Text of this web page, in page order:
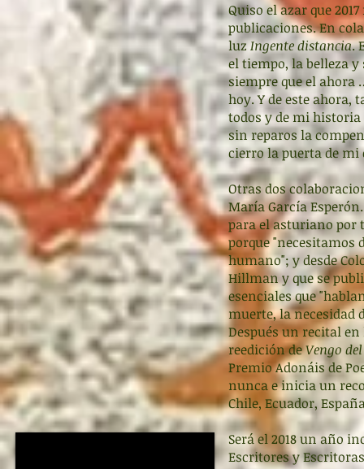
Quiso el azar que
publicaciones. En
luzIngente distancia.
el tiempo, la belleza y
siempre que el ahora
hoy. Y de este ahora,
todos y de mi
sin reparos la
cierro la puerta de mi
Otras dos
María García
para el asturiano por
porque "necesitamos
humano"; y desde
Hillman y que se
esenciales que
muerte, la necesidad
Después un recital en
reedición deVengo
Premio Adonáis de
nunca e inicia un
Chile, Ecuador,
Será el 2018 un año
Escritores y